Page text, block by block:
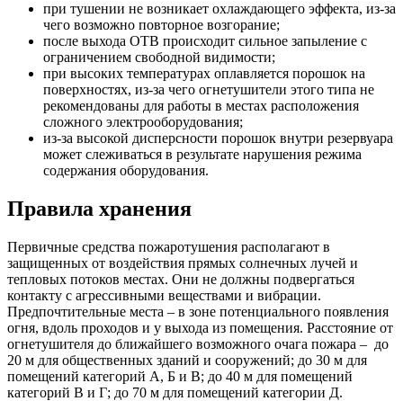
при тушении не возникает охлаждающего эффекта, из-за
чего возможно повторное возгорание;
после выхода ОТВ происходит сильное запыление с
ограничением свободной видимости;
при высоких температурах оплавляется порошок на
поверхностях, из-за чего огнетушители этого типа не
рекомендованы для работы в местах расположения
сложного электрооборудования;
из-за высокой дисперсности порошок внутри резервуара
может слеживаться в результате нарушения режима
содержания оборудования.
Правила хранения
Первичные средства пожаротушения располагают в
защищенных от воздействия прямых солнечных лучей и
тепловых потоков местах. Они не должны подвергаться
контакту с агрессивными веществами и вибрации.
Предпочтительные места – в зоне потенциального появления
огня, вдоль проходов и у выхода из помещения. Расстояние от
огнетушителя до ближайшего возможного очага пожара – до
20 м для общественных зданий и сооружений; до 30 м для
помещений категорий А, Б и В; до 40 м для помещений
категорий В и Г; до 70 м для помещений категории Д.